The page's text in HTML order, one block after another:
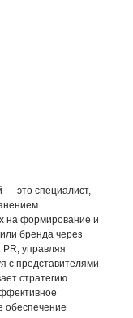
— это специалист,
на формирование и
бренда через
управляя
с представителями
стратегию
обеспечение